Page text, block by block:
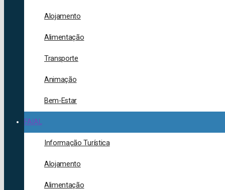
Alojamento
Alimentação
Transporte
Animação
Bem-Estar
FAIAL
Informação Turística
Alojamento
Alimentação